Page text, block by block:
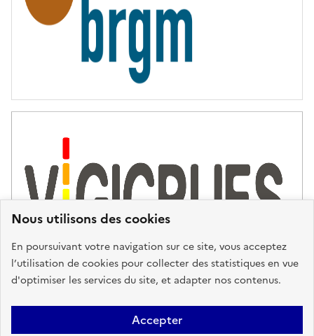
Nous utilisons des cookies
En poursuivant votre navigation sur ce site, vous acceptez
l’utilisation de cookies pour collecter des statistiques en vue
d'optimiser les services du site, et adapter nos contenus.
Accepter
Plan du site Accessibilité : partiellement conforme
Mentions